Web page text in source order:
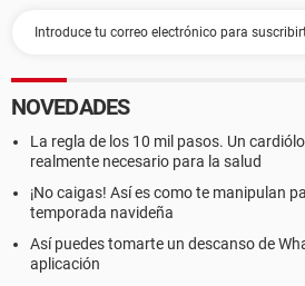
NOVEDADES
La regla de los 10 mil pasos. Un
realmente necesario para la salud
¡No caigas! Así es como te manipulan
temporada navideña
Así puedes tomarte un descanso de
aplicación